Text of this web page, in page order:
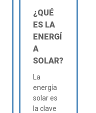
¿QUÉ
ES LA
ENERGÍ
A
SOLAR?
La
energía
solar es
la clave